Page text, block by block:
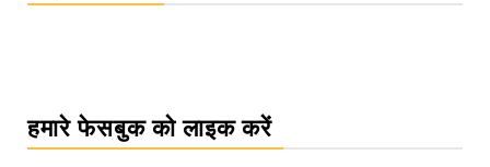
हमारे फेसबुक को लाइक करें